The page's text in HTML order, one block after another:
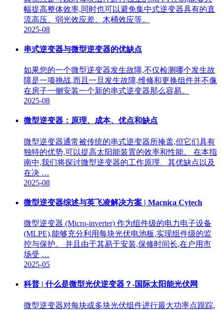
幅提高整体效率,同时也可以避免集中式逆变器具有的直
流高压、弱光效应差、木桶效应等。
2025-08
串式逆变器与微型逆变器的优缺点
如果您的一个微型逆变器发生故障,不仅检测哪个发生故
障是一项挑战,而且一旦发生故障,维修和更换组件并不像
在房子一侧安装一个新的串式逆变器那么容易。
2025-08
微型逆变器：原理、成本、优点和缺点
微型逆变器通常被传统的串式逆变器所掩盖,但它们具有
独特的优势,可以提高太阳能装置的效率和性能。 在本指
南中,我们将探讨微型逆变器的工作原理、其优缺点以及
在决 …
2025-08
微型逆变器综述与英飞凌解决方案 | Macnica Cytech
微型逆变器 (Micro-inverter) 作为组件级的电力电子设备
(MLPE),能够充分利用每块光伏电池板,实现组件级的监
控与保护。 并且由于其易于安装,保修时间长,在户用市
场受 …
2025-05
科普 | 什么是微型光伏逆变器？-国际太阳能光伏网
微型逆变器对每块或多块光伏组件进行最大功率点跟踪,